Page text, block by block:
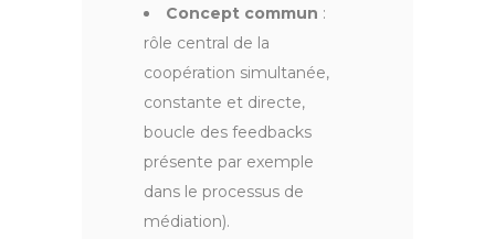
Concept commun :
rôle central de la
coopération simultanée,
constante et directe,
boucle des feedbacks
présente par exemple
dans le processus de
médiation).